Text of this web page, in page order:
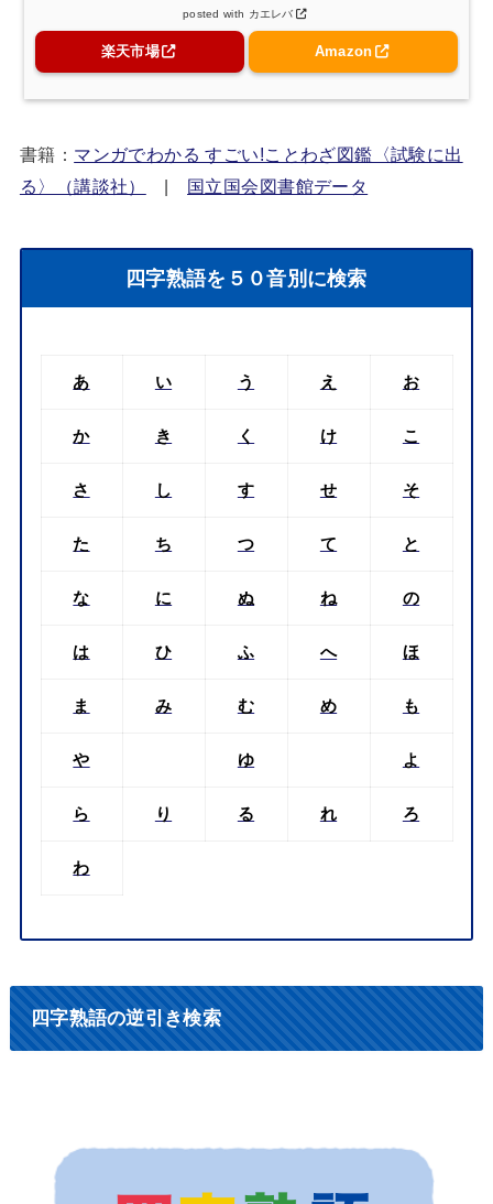
posted with カエレバ
楽天市場 Amazon
書籍： マンガでわかる すごい!ことわざ図鑑〈試験に出
る〉（講談社）
| 国立国会図書館データ
四字熟語を５０音別に検索
あ い う え お
か き く け こ
さ し す せ そ
た ち つ て と
な に ぬ ね の
は ひ ふ へ ほ
ま み む め も
や ゆ よ
ら り る れ ろ
わ
四字熟語の逆引き検索